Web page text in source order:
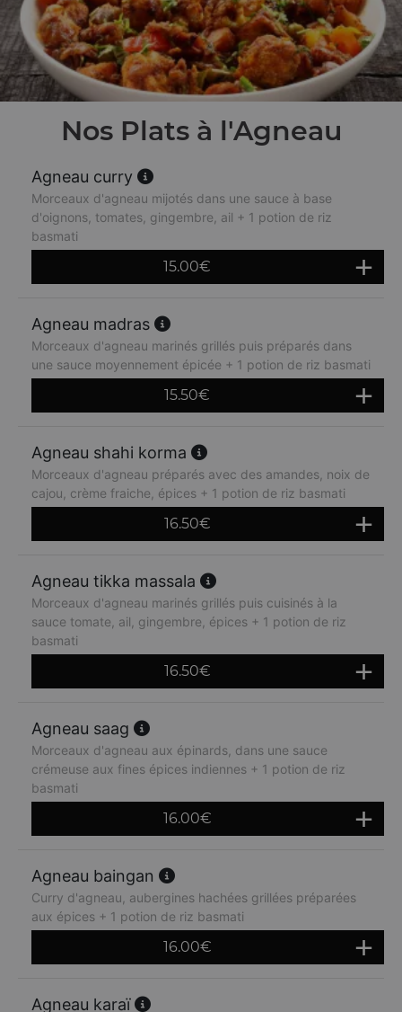
Nos Plats à l'Agneau
Agneau curry
Morceaux d'agneau mijotés dans une sauce à base
d'oignons, tomates, gingembre, ail + 1 potion de riz
basmati
15.00€
Agneau madras
Morceaux d'agneau marinés grillés puis préparés dans
une sauce moyennement épicée + 1 potion de riz basmati
15.50€
Agneau shahi korma
Morceaux d'agneau préparés avec des amandes, noix de
cajou, crème fraiche, épices + 1 potion de riz basmati
16.50€
Agneau tikka massala
Morceaux d'agneau marinés grillés puis cuisinés à la
sauce tomate, ail, gingembre, épices + 1 potion de riz
basmati
16.50€
Agneau saag
Morceaux d'agneau aux épinards, dans une sauce
crémeuse aux fines épices indiennes + 1 potion de riz
basmati
16.00€
Agneau baingan
Curry d'agneau, aubergines hachées grillées préparées
aux épices + 1 potion de riz basmati
16.00€
Agneau karaï